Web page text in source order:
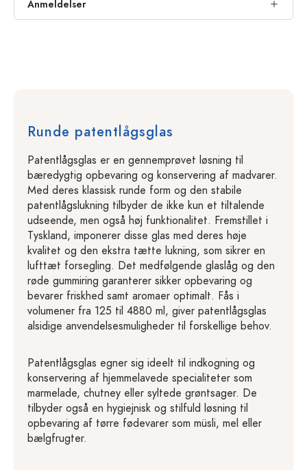
Anmeldelser
Runde patentlågsglas
Patentlågsglas er en gennemprøvet løsning til
bæredygtig opbevaring og konservering af madvarer.
Med deres klassisk runde form og den stabile
patentlågslukning tilbyder de ikke kun et tiltalende
udseende, men også høj funktionalitet. Fremstillet i
Tyskland, imponerer disse glas med deres høje
kvalitet og den ekstra tætte lukning, som sikrer en
lufttæt forsegling. Det medfølgende glaslåg og den
røde gummiring garanterer sikker opbevaring og
bevarer friskhed samt aromaer optimalt. Fås i
volumener fra 125 til 4880 ml, giver patentlågsglas
alsidige anvendelsesmuligheder til forskellige behov.
Patentlågsglas egner sig ideelt til indkogning og
konservering af hjemmelavede specialiteter som
marmelade, chutney eller syltede grøntsager. De
tilbyder også en hygiejnisk og stilfuld løsning til
opbevaring af tørre fødevarer som müsli, mel eller
bælgfrugter.